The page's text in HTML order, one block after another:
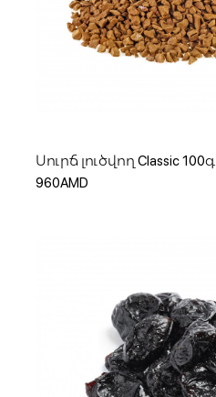
Սուրճ լուծվող Classic 100գ
960AMD